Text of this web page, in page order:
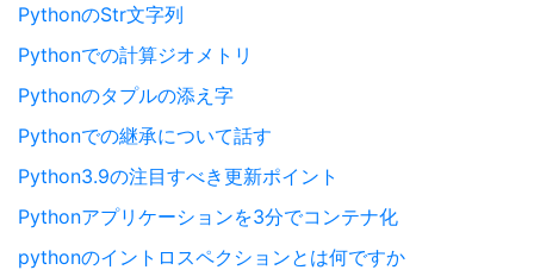
PythonのStr文字列
Pythonでの計算ジオメトリ
Pythonのタプルの添え字
Pythonでの継承について話す
Python3.9の注目すべき更新ポイント
Pythonアプリケーションを3分でコンテナ化
pythonのイントロスペクションとは何ですか